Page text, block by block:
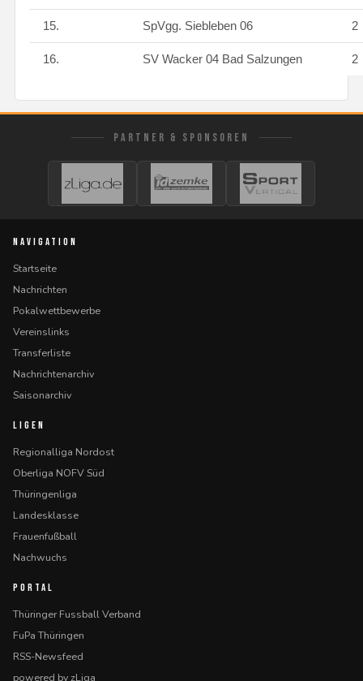
15. SpVgg. Siebleben 06 2
16. SV Wacker 04 Bad Salzungen 2
PARTNER & SPONSOREN
NAVIGATION
Startseite
Nachrichten
Pokalwettbewerbe
Vereinslinks
Transferliste
Nachrichtenarchiv
Saisonarchiv
LIGEN
Regionalliga Nordost
Oberliga NOFV Süd
Thüringenliga
Landesklasse
Frauenfußball
Nachwuchs
PORTAL
Thüringer Fussball Verband
FuPa Thüringen
RSS-Newsfeed
powered by zLiga